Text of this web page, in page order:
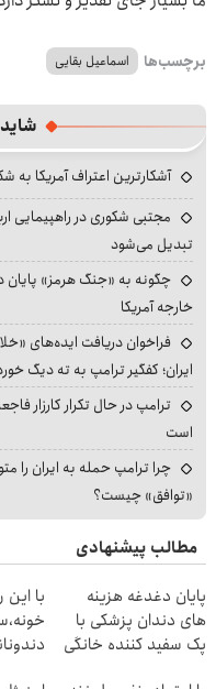
برچسب‌ها اسماعیل بقایی
آشکارترین اعتراف آمریکا به
مجتبی شکوری در راهپیمایی
تبدیل می‌شود
چگونه به «جنگ هرمز» پایان
خارجه آمریکا
فراخوان دریافت ایده‌های
ایران؛ کفگیر ترامپ به ته دیگ
ترامپ در حال تکرار کارزار
است
چرا ترامپ حمله به ایران را
«توافق» چیست؟
مطالب پیشنهادی
پایان دغدغه هزینه
های دندان پزشکی با
پک سفید کننده خانگی
با